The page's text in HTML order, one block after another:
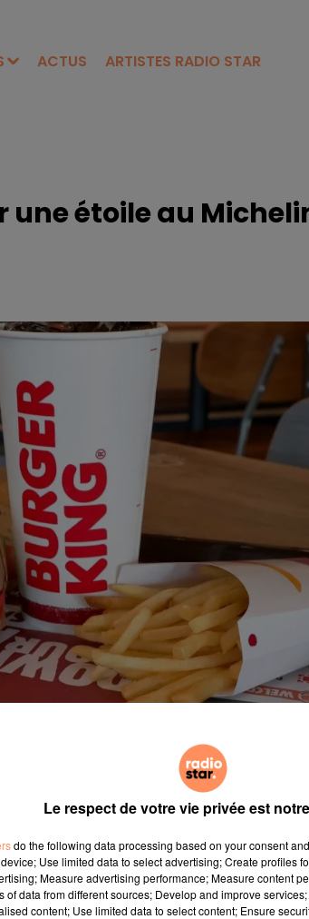
ACTUS ARTISTES RADIO STAR
étoile au
marketing sur plusieurs
géant du fast-food estime que son
gastronomique. L'entreprise a
un message dans lequel
Le respect de votre vie privée est
do the following data processing based on your consent
Use limited data to select advertising; Create profiles
Measure advertising performance; Measure content
of data from different sources; Develop and improve
content; Use limited data to select content; Ensure